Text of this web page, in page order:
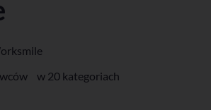
w 20 kategoriach